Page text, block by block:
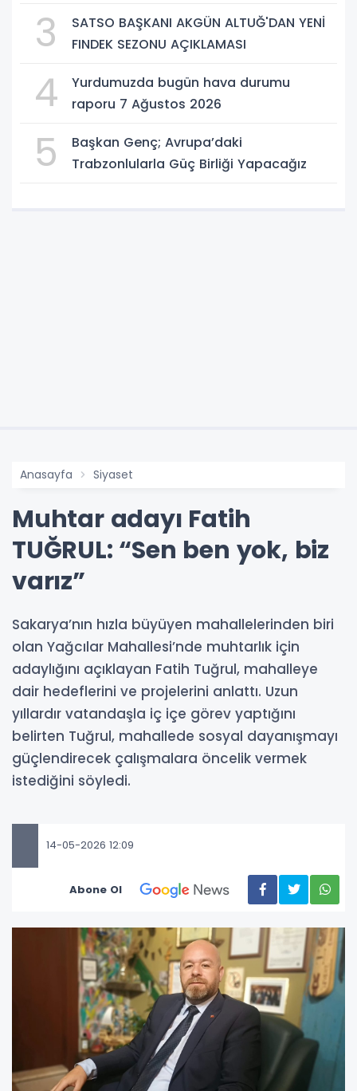
3
SATSO BAŞKANI AKGÜN ALTUĞ'DAN YENİ
FINDEK SEZONU AÇIKLAMASI
4
Yurdumuzda bugün hava durumu
raporu 7 Ağustos 2026
5
Başkan Genç; Avrupa’daki
Trabzonlularla Güç Birliği Yapacağız
Anasayfa Siyaset
Muhtar adayı Fatih
TUĞRUL: “Sen ben yok, biz
varız”
Sakarya’nın hızla büyüyen mahallelerinden biri
olan Yağcılar Mahallesi’nde muhtarlık için
adaylığını açıklayan Fatih Tuğrul, mahalleye
dair hedeflerini ve projelerini anlattı. Uzun
yıllardır vatandaşla iç içe görev yaptığını
belirten Tuğrul, mahallede sosyal dayanışmayı
güçlendirecek çalışmalara öncelik vermek
istediğini söyledi.
14-05-2026 12:09
Abone Ol